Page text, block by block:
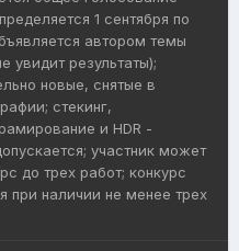
1 сентября по
автором темы
увидит результаты);
новые, снятые в
стекинг,
и HDR -
участник может
до трех работ; конкурс
при наличии не менее трех